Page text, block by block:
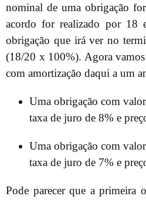
nominal de uma obrigação
acordo for realizado por 18
obrigação que irá ver no
(18/20 x 100%). Agora vamos
com amortização daqui a um
Uma obrigação com
taxa de juro de 8% e
Uma obrigação com
taxa de juro de 7% e
Pode parecer que a primeira